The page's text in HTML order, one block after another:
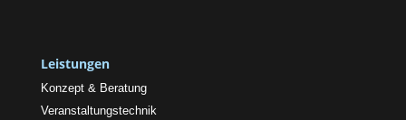
Leistungen
Konzept & Beratung
Veranstaltungstechnik